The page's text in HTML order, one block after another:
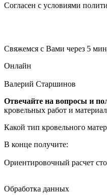
Cогласен с условиями
Свяжемся с Вами через 5
Онлайн
Валерий Старшинов
Отвечайте на вопросы и
кровельных работ и
Какой тип кровельного
В конце получите:
Ориентировочный расчет
Обработка данных